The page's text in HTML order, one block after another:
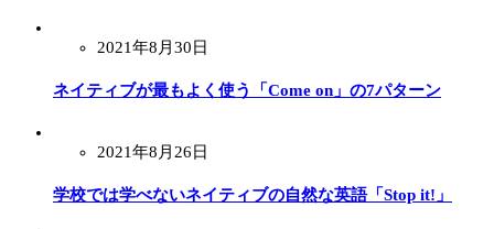
2021年8月30日
ネイティブが最もよく使う「Come on」の7パターン
2021年8月26日
学校では学べないネイティブの自然な英語「Stop it!」